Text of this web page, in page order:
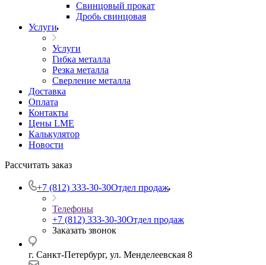
Свинцовый прокат
Дробь свинцовая
Услуги
Услуги
Гибка металла
Резка металла
Сверление металла
Доставка
Оплата
Контакты
Цены LME
Калькулятор
Новости
Рассчитать заказ
+7 (812) 333-30-30Отдел продаж
Телефоны
+7 (812) 333-30-30Отдел продаж
Заказать звонок
г. Санкт-Петербург, ул. Менделеевская 8